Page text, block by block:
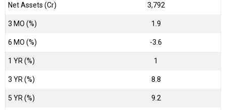
Net Assets (Cr) ₹3,792
3 MO (%) 1.9
6 MO (%) -3.6
1 YR (%) 1
3 YR (%) 8.8
5 YR (%) 9.2